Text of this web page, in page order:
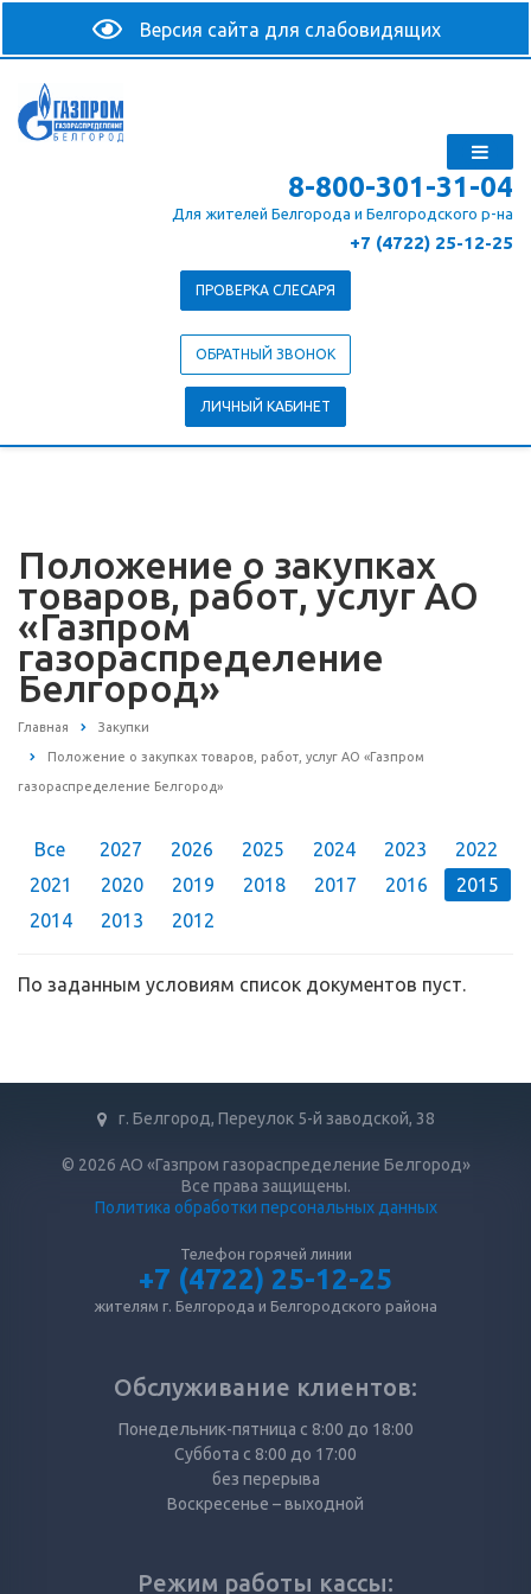
8-800-301-31-04
Для жителей Белгорода и Белгородского р-на
+7 (4722) 25-12-25
ПРОВЕРКА СЛЕСАРЯ
ОБРАТНЫЙ ЗВОНОК
ЛИЧНЫЙ КАБИНЕТ
Положение о закупках
товаров, работ, услуг АО
«Газпром
газораспределение
Белгород»
Главная Закупки
Положение о закупках товаров, работ, услуг АО «Газпром
газораспределение Белгород»
Все 2027 2026 2025 2024 2023
2022
2021
2020 2019 2018 2017 2016
2015
2014
2013 2012
По заданным условиям список документов пуст.
г. Белгород, Переулок 5-й заводской, 38
© 2026 АО «Газпром газораспределение Белгород»
Все права защищены.
Политика обработки персональных данных
Телефон горячей линии
+7 (4722) 25-12-25
жителям г. Белгорода и Белгородского района
Обслуживание клиентов:
Понедельник-пятница с 8:00 до 18:00
Суббота с 8:00 до 17:00
без перерыва
Воскресенье – выходной
Режим работы кассы: